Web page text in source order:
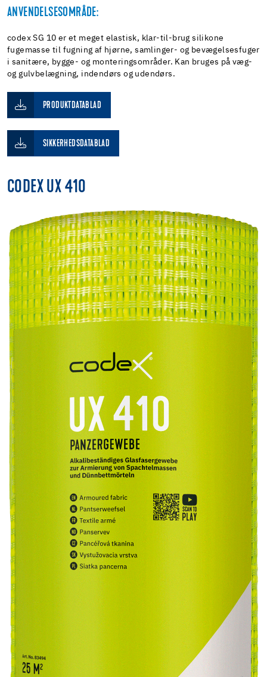
ANVENDELSESOMRÅDE:
codex SG 10 er et meget elastisk, klar-til-brug silikone
fugemasse til fugning af hjørne, samlinger- og bevægelsesfuger
i sanitære, bygge- og monteringsområder. Kan bruges på væg-
og gulvbelægning, indendørs og udendørs.
PRODUKTDATABLAD
SIKKERHEDSDATABLAD
CODEX UX 410